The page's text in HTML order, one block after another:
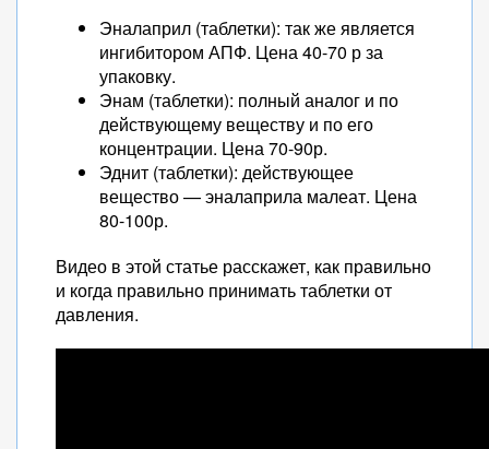
Эналаприл (таблетки): так же является
ингибитором АПФ. Цена 40-70 р за
упаковку.
Энам (таблетки): полный аналог и по
действующему веществу и по его
концентрации. Цена 70-90р.
Эднит (таблетки): действующее
вещество — эналаприла малеат. Цена
80-100р.
Видео в этой статье расскажет, как правильно
и когда правильно принимать таблетки от
давления.